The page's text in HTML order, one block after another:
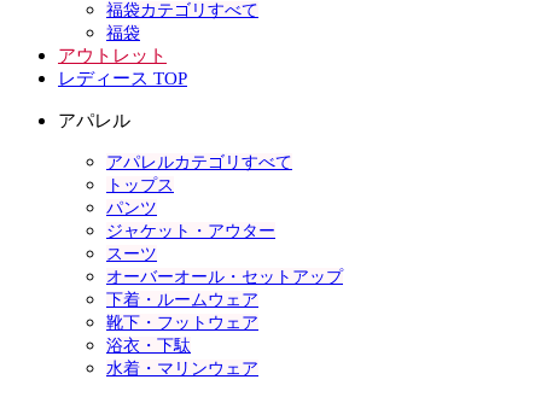
福袋カテゴリすべて
福袋
アウトレット
レディース TOP
アパレル
アパレルカテゴリすべて
トップス
パンツ
ジャケット・アウター
スーツ
オーバーオール・セットアップ
下着・ルームウェア
靴下・フットウェア
浴衣・下駄
水着・マリンウェア